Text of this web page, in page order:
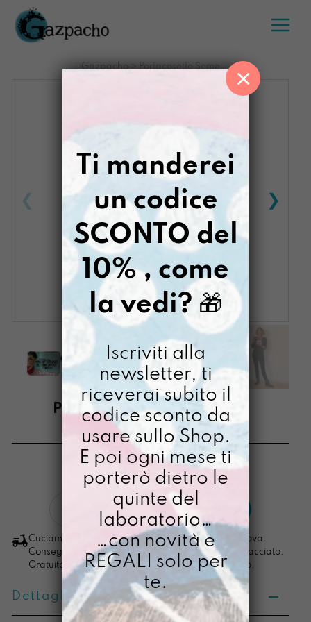
Salta
contenuto
Gazpacho> Portacosette Seme
PORTACOSETTE SEME
€ 14,00
[ Portamonete: 13 x 10 x 2,5 cm ]
Portacosette
quantità
LO VOGLIO
Cuciamo ogni ordine nel nostro laboratorio di Padova.
Consegna in 4/5 giorni lavorativi, pacco sempre tracciato.
Gratuita per ordini di importo superiore ai 100 euro.
Dettagli prodotto
Ti manderei
un codice
SCONTO del
10% , come
la vedi? 🎁
Iscriviti alla
newsletter, ti
riceverai subito il
codice sconto da
usare sullo Shop.
E poi ogni mese ti
porterò dietro le
quinte del
laboratorio…
…con novità e
REGALI solo per
te.
×